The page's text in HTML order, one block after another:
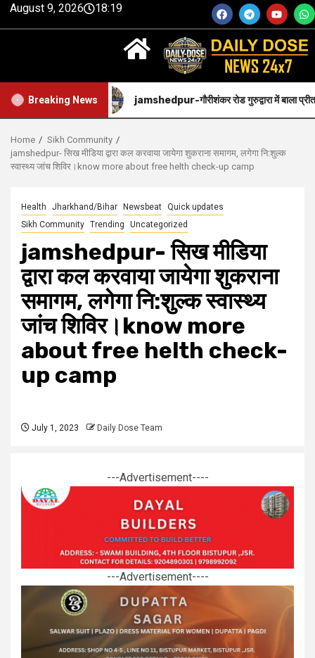
August 9, 2026 18:19
Breaking News
गया. jamshedpur-गौरीशंकर रोड गुरुद्वारा में बाला प्रीतम गुरु
Home
Sikh Community
jamshedpur- सिख मीडिया द्वारा कल करवाया जायेगा शुकराना समागम, लगेगा नि:शुल्क
स्वास्थ्य जांच शिविर।know more about free helth check-up camp
Health Jharkhand/Bihar Newsbeat Quick updates
Sikh Community Trending Uncategorized
jamshedpur- सिख मीडिया
द्वारा कल करवाया जायेगा शुकराना
समागम, लगेगा नि:शुल्क स्वास्थ्य
जांच शिविर।know more
about free helth check-
up camp
July 1, 2023 Daily Dose Team
---Advertisement----
---Advertisement----